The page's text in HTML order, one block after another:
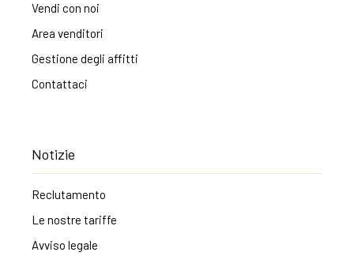
Vendi con noi
Area venditori
Gestione degli affitti
Contattaci
Notizie
Reclutamento
Le nostre tariffe
Avviso legale